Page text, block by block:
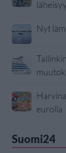
Nyt
eurolla
Suomi24